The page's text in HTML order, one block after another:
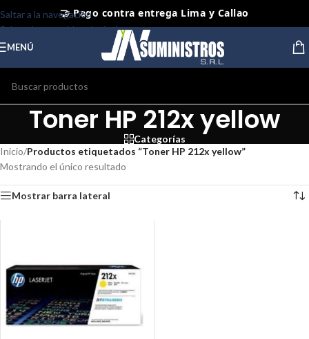
Saltar a la navegación
Saltar al contenido principal
🤝 Pago contra entrega Lima y Callao
⭐ Productos Originales y Nuevos
MENÚ
Toner HP 212x yellow
Categorías
Inicio/Productos etiquetados “Toner HP 212x yellow”
Mostrando el único resultado
Mostrar barra lateral